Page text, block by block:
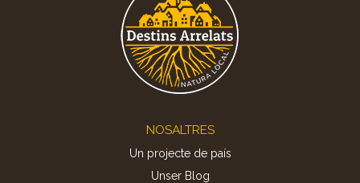
NOSALTRES
Un projecte de país
Unser Blog